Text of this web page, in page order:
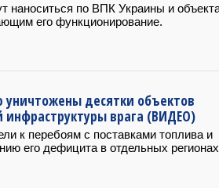
наноситься по ВПК Украины и
его функционирование.
десятки объектов
инфраструктуры врага (ВИДЕО)
к перебоям с поставками топлива и
его дефицита в отдельных регионах